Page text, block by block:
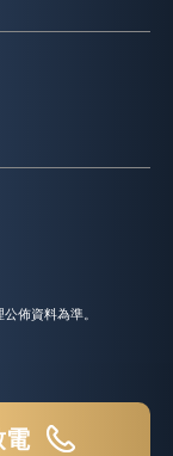
佈資料為準。
電